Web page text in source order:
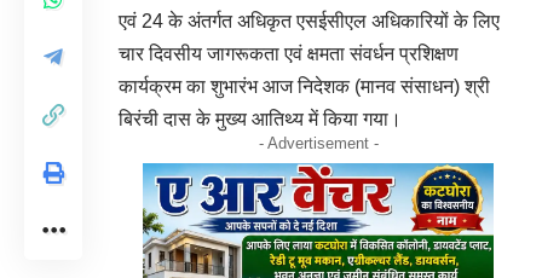
एवं 24 के अंतर्गत अधिकृत एसईसीएल अधिकारियों के लिए
चार दिवसीय जागरूकता एवं क्षमता संवर्धन प्रशिक्षण
कार्यक्रम का शुभारंभ आज निदेशक (मानव संसाधन) श्री
बिरंची दास के मुख्य आतिथ्य में किया गया।
- Advertisement -